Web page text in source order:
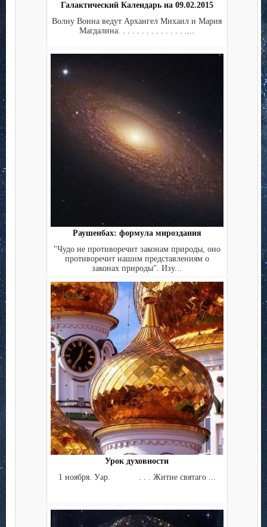
Галактический Календарь на 09.02.2015
Волну Воина ведут Архангел Михаил и Мария
Магдалина. . . . . . . . . . . . . . ....
Раушенбах: формула мироздания
"Чудо не противоречит законам природы, оно
противоречит нашим представлениям о
законах природы". Изу...
Урок духовности
1 ноября. Уар. . . . Житие святаго ...